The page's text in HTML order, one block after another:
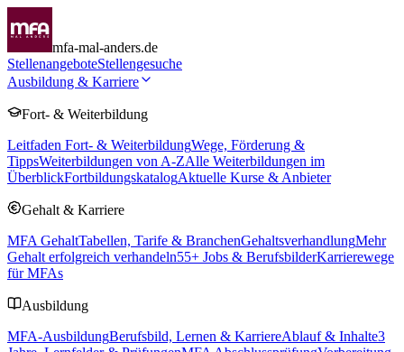
mfa-mal-anders.de
StellenangeboteStellengesuche
Ausbildung & Karriere
Fort- & Weiterbildung
Leitfaden Fort- & WeiterbildungWege, Förderung &
TippsWeiterbildungen von A-ZAlle Weiterbildungen im
ÜberblickFortbildungskatalogAktuelle Kurse & Anbieter
Gehalt & Karriere
MFA GehaltTabellen, Tarife & BranchenGehaltsverhandlungMehr
Gehalt erfolgreich verhandeln55+ Jobs & BerufsbilderKarrierewege
für MFAs
Ausbildung
MFA-AusbildungBerufsbild, Lernen & KarriereAblauf & Inhalte3